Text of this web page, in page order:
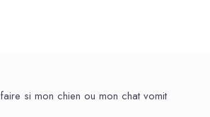
si mon chien ou mon chat vomit